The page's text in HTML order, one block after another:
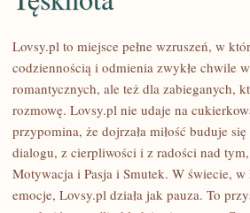
TĘSKNOTA
Lovsy.pl to miejsce pełne wzruszeń, w
codziennością i odmienia zwykłe chwile
romantycznych, ale też dla zabieganych,
rozmowę. Lovsy.pl nie udaje na
przypomina, że dojrzała miłość buduje
dialogu, z cierpliwości i z radości nad
Motywacja i Pasja i Smutek. W świecie, w
emocje, Lovsy.pl działa jak pauza. To